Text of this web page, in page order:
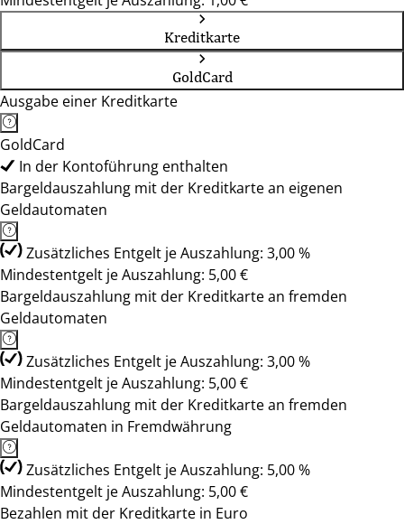
Kreditkarte
GoldCard
Ausgabe einer Kreditkarte
GoldCard
In der Kontoführung enthalten
Bargeldauszahlung mit der Kreditkarte an eigenen
Geldautomaten
Zusätzliches Entgelt je Auszahlung: 3,00 %
Mindestentgelt je Auszahlung: 5,00 €
Bargeldauszahlung mit der Kreditkarte an fremden
Geldautomaten
Zusätzliches Entgelt je Auszahlung: 3,00 %
Mindestentgelt je Auszahlung: 5,00 €
Bargeldauszahlung mit der Kreditkarte an fremden
Geldautomaten in Fremdwährung
Zusätzliches Entgelt je Auszahlung: 5,00 %
Mindestentgelt je Auszahlung: 5,00 €
Bezahlen mit der Kreditkarte in Euro